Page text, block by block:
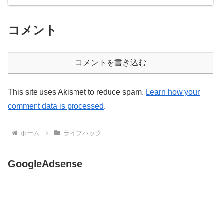
コメント
コメントを書き込む
This site uses Akismet to reduce spam. Learn how your
comment data is processed.
ホーム ライフハック
GoogleAdsense